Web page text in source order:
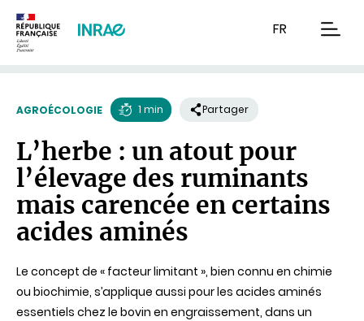
FR
AGROÉCOLOGIE
de
lecture
1 min Partager
L’herbe : un atout pour
l’élevage des ruminants
mais carencée en certains
acides aminés
Le concept de « facteur limitant », bien connu en chimie
ou biochimie, s’applique aussi pour les acides aminés
essentiels chez le bovin en engraissement, dans un